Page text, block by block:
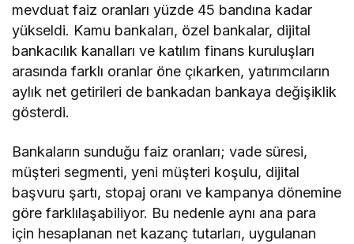
mevduat faiz oranları yüzde 45 bandına kadar
yükseldi. Kamu bankaları, özel bankalar, dijital
bankacılık kanalları ve katılım finans kuruluşları
arasında farklı oranlar öne çıkarken, yatırımcıların
aylık net getirileri de bankadan bankaya değişiklik
gösterdi.
Bankaların sunduğu faiz oranları; vade süresi,
müşteri segmenti, yeni müşteri koşulu, dijital
başvuru şartı, stopaj oranı ve kampanya dönemine
göre farklılaşabiliyor. Bu nedenle aynı ana para
için hesaplanan net kazanç tutarları, uygulanan